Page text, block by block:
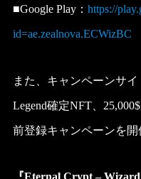
■Google Play： https://
id=ae.zealnova.ECWizBC
また、キャンペーンサ
Legend確定NFT、
前登録キャンペーンを開